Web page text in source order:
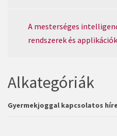
A mesterséges
rendszerek és
Alkategóriák
Gyermekjoggal kapcsolatos